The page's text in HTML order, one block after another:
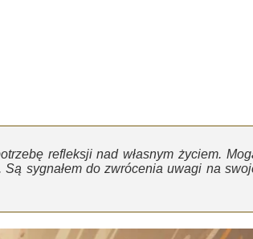
refleksji nad własnym życiem.
sygnałem do zwrócenia uwagi na